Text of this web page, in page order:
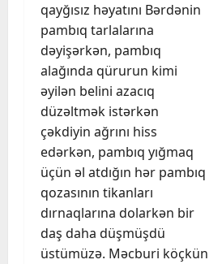
qayğısız həyatını Bərdənin
pambıq tarlalarına
dəyişərkən, pambıq
alağında qürurun kimi
əyilən belini azacıq
düzəltmək istərkən
çəkdiyin ağrını hiss
edərkən, pambıq yığmaq
üçün əl atdığın hər pambıq
qozasının tikanları
dırnaqlarına dolarkən bir
daş daha düşmüşdü
üstümüzə. Məcburi köçkün